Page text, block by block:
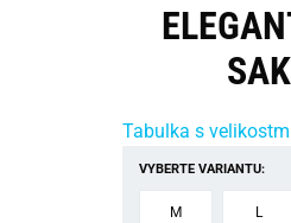
Tabulka s
VYBERTE VARIANTU:
M L